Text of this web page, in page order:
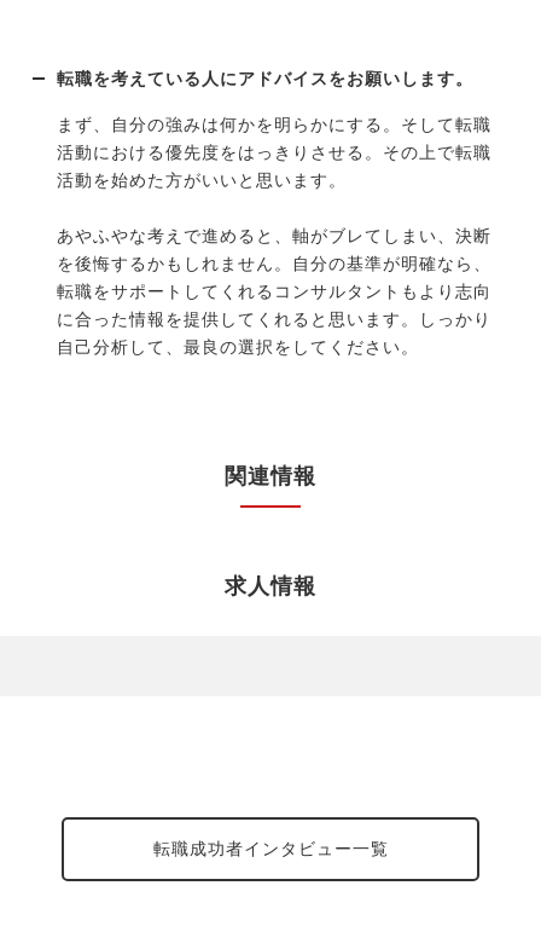
転職を考えている人にアドバイスをお願いします。
まず、自分の強みは何かを明らかにする。そして転職
活動における優先度をはっきりさせる。その上で転職
活動を始めた方がいいと思います。
あやふやな考えで進めると、軸がブレてしまい、決断
を後悔するかもしれません。自分の基準が明確なら、
転職をサポートしてくれるコンサルタントもより志向
に合った情報を提供してくれると思います。しっかり
自己分析して、最良の選択をしてください。
関連情報
求人情報
転職成功者インタビュー一覧